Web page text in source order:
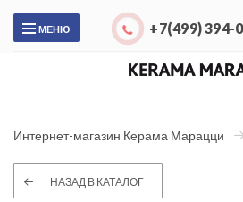
МЕНЮ +7(499) 394-
Интернет-магазин Керама Марацци
НАЗАД В КАТАЛОГ